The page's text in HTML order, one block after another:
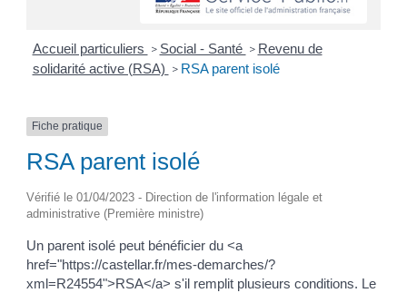
Accueil particuliers > Social - Santé > Revenu de
solidarité active (RSA) > RSA parent isolé
Fiche pratique
RSA parent isolé
Vérifié le 01/04/2023 - Direction de l'information légale et
administrative (Première ministre)
Un parent isolé peut bénéficier du <a
href="https://castellar.fr/mes-demarches/?
xml=R24554">RSA</a> s'il remplit plusieurs conditions. Le